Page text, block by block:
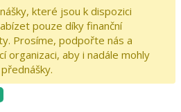
které jsou k dispozici
pouze díky finanční
Prosíme, podpořte nás a
organizaci, aby i nadále mohly